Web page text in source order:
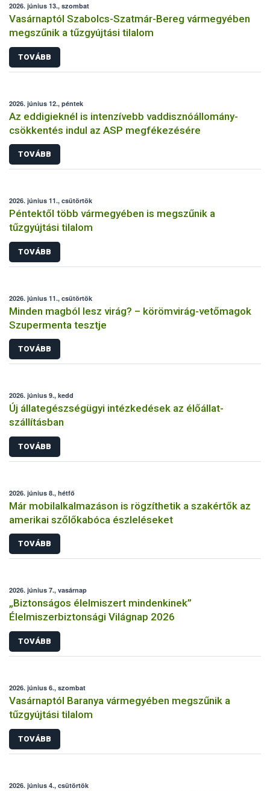
2026. június 13., szombat
Vasárnaptól Szabolcs-Szatmár-Bereg vármegyében
megszűnik a tűzgyújtási tilalom
TOVÁBB
2026. június 12., péntek
Az eddigieknél is intenzívebb vaddisznóállomány-
csökkentés indul az ASP megfékezésére
TOVÁBB
2026. június 11., csütörtök
Péntektől több vármegyében is megszűnik a
tűzgyújtási tilalom
TOVÁBB
2026. június 11., csütörtök
Minden magból lesz virág? – körömvirág-vetőmagok
Szupermenta tesztje
TOVÁBB
2026. június 9., kedd
Új állategészségügyi intézkedések az élőállat-
szállításban
TOVÁBB
2026. június 8., hétfő
Már mobilalkalmazáson is rögzíthetik a szakértők az
amerikai szőlőkabóca észleléseket
TOVÁBB
2026. június 7., vasárnap
„Biztonságos élelmiszert mindenkinek”
Élelmiszerbiztonsági Világnap 2026
TOVÁBB
2026. június 6., szombat
Vasárnaptól Baranya vármegyében megszűnik a
tűzgyújtási tilalom
TOVÁBB
2026. június 4., csütörtök